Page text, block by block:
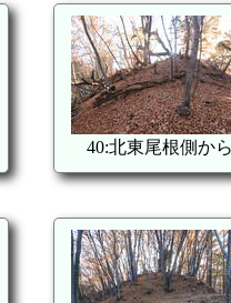
40:北東尾根側か